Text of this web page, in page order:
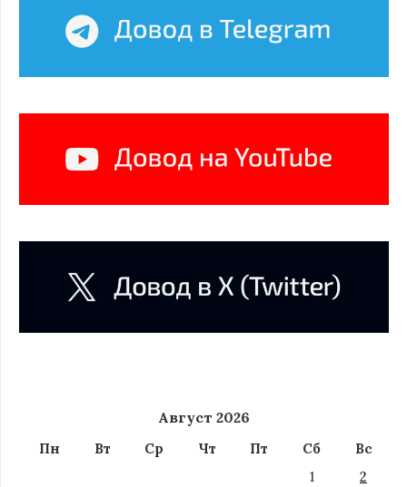
Август 2026
Пн Вт Ср Чт Пт Сб
Вс
1
2